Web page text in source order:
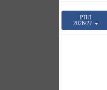
РПЛ
2026/27